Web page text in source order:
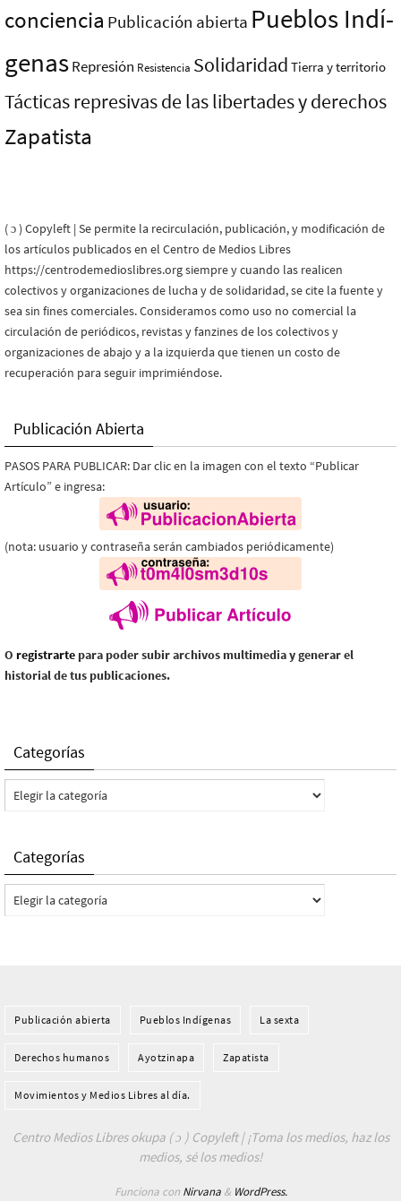
conciencia Publicación abierta Pueblos Indí­
genasRepresión Resistencia Solidaridad Tierra y territorio
Tácticas represivas de las libertades y derechos
Zapatista
( ɔ ) Copyleft | Se permite la recirculación, publicación, y modificación de
los artículos publicados en el Centro de Medios Libres
https://centrodemedioslibres.org siempre y cuando las realicen
colectivos y organizaciones de lucha y de solidaridad, se cite la fuente y
sea sin fines comerciales. Consideramos como uso no comercial la
circulación de periódicos, revistas y fanzines de los colectivos y
organizaciones de abajo y a la izquierda que tienen un costo de
recuperación para seguir imprimiéndose.
Publicación Abierta
PASOS PARA PUBLICAR: Dar clic en la imagen con el texto “Publicar
Artículo” e ingresa:
(nota: usuario y contraseña serán cambiados periódicamente)
O registrarte para poder subir archivos multimedia y generar el
historial de tus publicaciones.
Categorías
Categorías
Categorías
Categorías
Publicación abierta Pueblos Indí­genas La sexta
Derechos humanos Ayotzinapa Zapatista
Movimientos y Medios Libres al día.
Centro Medios Libres okupa ( ɔ ) Copyleft | ¡Toma los medios, haz los
medios, sé los medios!
Funciona con Nirvana& WordPress.